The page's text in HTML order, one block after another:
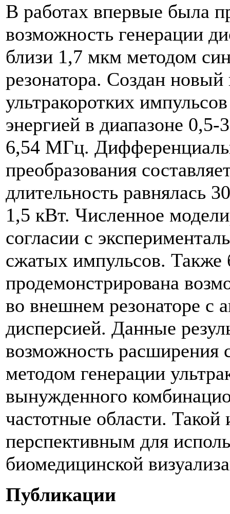
В работах впервые была
возможность генерации
близи 1,7 мкм методом
резонатора. Создан
ультракоротких
энергией в диапазоне
6,54 МГц.
преобразования
длительность равнялась
1,5 кВт. Численное
согласии с
сжатых импульсов. Также
продемонстрирована
во внешнем резонаторе с
дисперсией. Данные
возможность расширения
методом генерации
вынужденного
частотные области. Такой
перспективным для
биомедицинской
Публикации